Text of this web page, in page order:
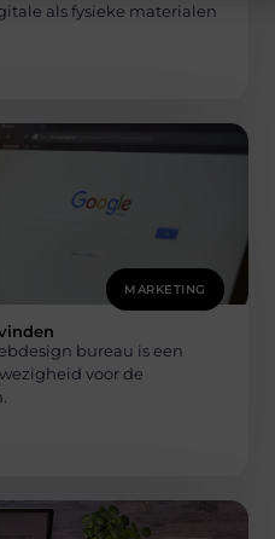
als fysieke materialen
MARKETING
bureau is een
voor de